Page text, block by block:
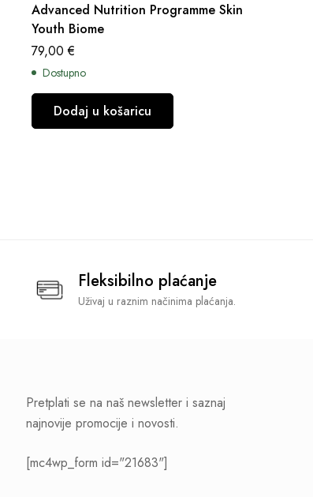
Advanced Nutrition Programme Skin
Youth Biome
79,00€
Dostupno
Dodaj u košaricu
Fleksibilno plaćanje
Uživaj u raznim načinima plaćanja.
Pretplati se na naš newsletter i saznaj
najnovije promocije i novosti.
[mc4wp_form id="21683"]